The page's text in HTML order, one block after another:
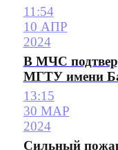
11:54
10 АПР
2024
В МЧС
МГТУ имени
13:15
30 МАР
2024
Сильный